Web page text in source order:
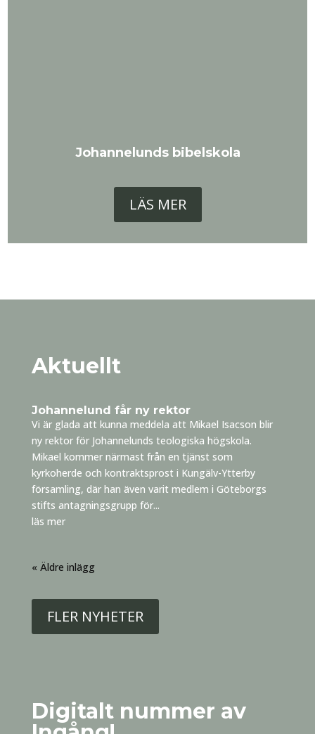
Johannelunds bibelskola
LÄS MER
Aktuellt
Johannelund får ny rektor
Vi är glada att kunna meddela att Mikael Isacson blir
ny rektor för Johannelunds teologiska högskola.
Mikael kommer närmast från en tjänst som
kyrkoherde och kontraktsprost i Kungälv-Ytterby
församling, där han även varit medlem i Göteborgs
stifts antagningsgrupp för...
läs mer
« Äldre inlägg
FLER NYHETER
Digitalt nummer av